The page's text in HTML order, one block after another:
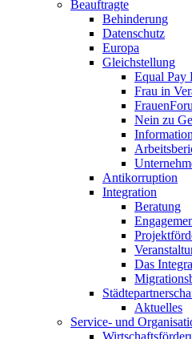
Beauftragte
Behinderung
Datenschutz
Europa
Gleichstellung
Equal Pay
Frau in
Nein zu
Antikorruption
Integration
Beratung
Das
Aktuelles
Service- und